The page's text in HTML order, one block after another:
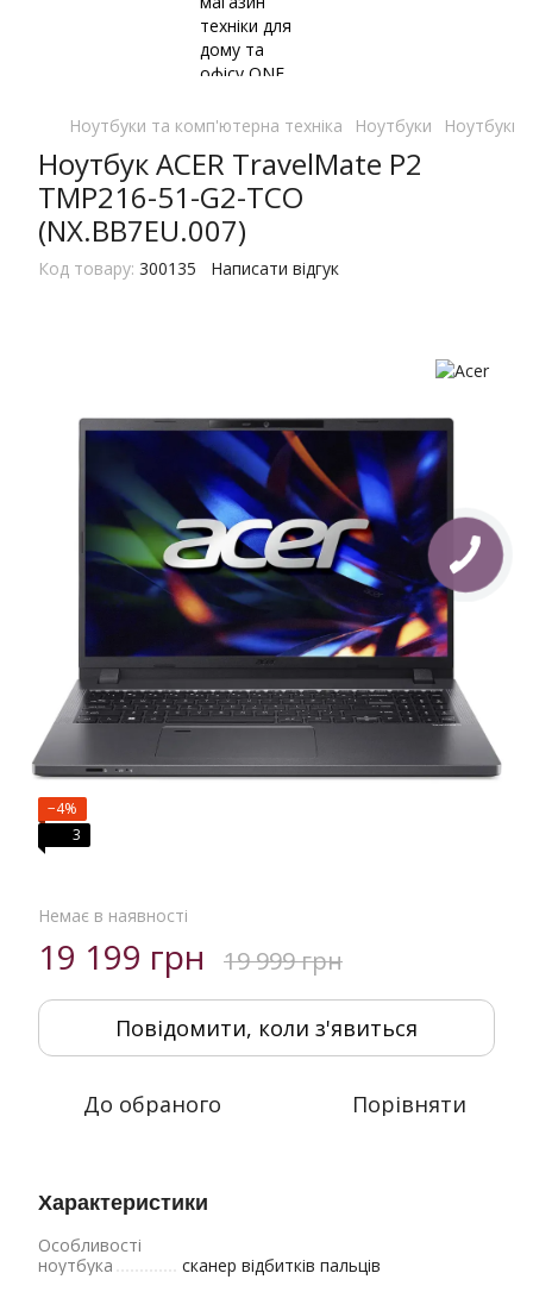
Ноутбуки та комп'ютерна техніка Ноутбуки Ноутбуки
Ноутбук ACER TravelMate P2
TMP216-51-G2-TCO
(NX.BB7EU.007)
Код товару: 300135 Написати відгук
−4%
3
Немає в наявності
19 199 грн 19 999 грн
Повідомити, коли з'явиться
До обраного Порівняти
Характеристики
Особливості
ноутбука
сканер відбитків пальців